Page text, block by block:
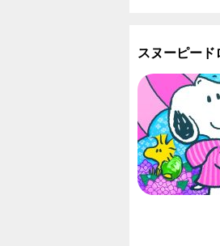
スヌーピード